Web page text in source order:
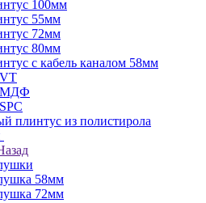
100мм
55мм
72мм
80мм
с кабель каналом 58мм
МДФ
плинтус из полистирола
58мм
72мм